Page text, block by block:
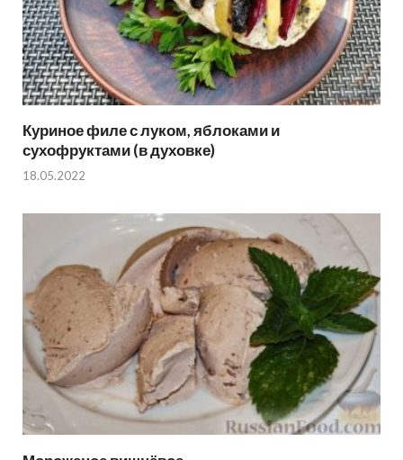
Куриное филе с луком, яблоками и
сухофруктами (в духовке)
18.05.2022